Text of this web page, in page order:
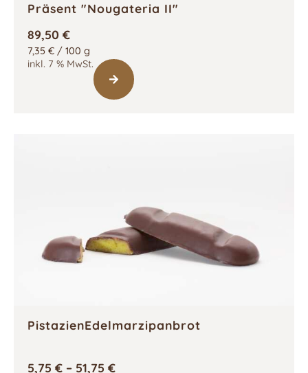
Präsent "Nougateria II"
89,50 €
7,35 € / 100 g
inkl. 7 % MwSt.
PistazienEdelmarzipanbrot
5,75 € – 51,75 €